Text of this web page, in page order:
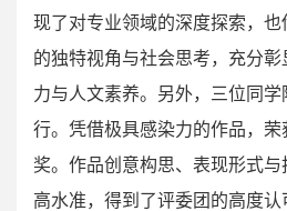
现了对专业领域的深度探索，
的独特视角与社会思考，充分
力与人文素养。另外，三位同
行。凭借极具感染力的作品，
奖。作品创意构思、表现形式
高水准，得到了评委团的高度认